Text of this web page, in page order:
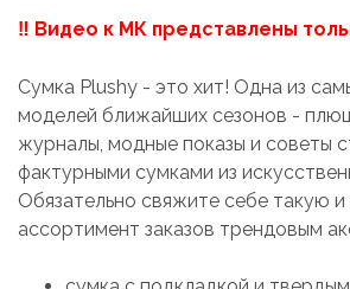
‼ Видео к МК представлены
Сумка Plushy - это хит! Одна из
моделей ближайших сезонов -
журналы, модные показы и советы
фактурными сумками из
Обязательно свяжите себе такую
ассортимент заказов трендовым